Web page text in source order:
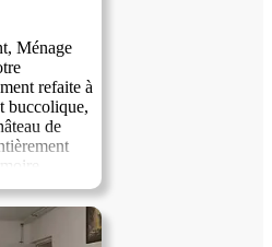
Ménage
refaite à
buccolique,
de
et
la gestion et